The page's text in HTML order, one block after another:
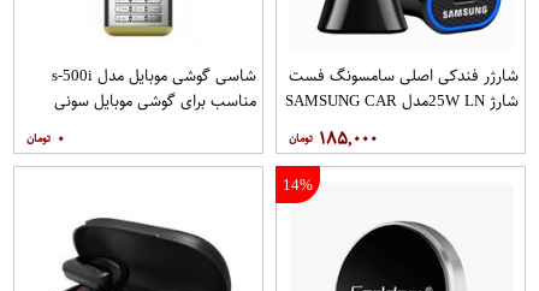
شارژر فندکی اصلی سامسونگ فست
شارژ 25W LNمدل SAMSUNG CAR
۱۸۵,۰۰۰
شاسی گوشی موبایل مدل s-500i
مناسب برای گوشی موبایل سونی
۰
14%